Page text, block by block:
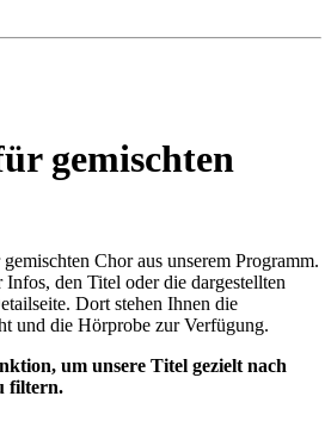
gemischten
Chor aus unserem Programm.
den Titel oder die dargestellten
Dort stehen Ihnen die
und die Hörprobe zur Verfügung.
um unsere Titel gezielt nach
filtern.